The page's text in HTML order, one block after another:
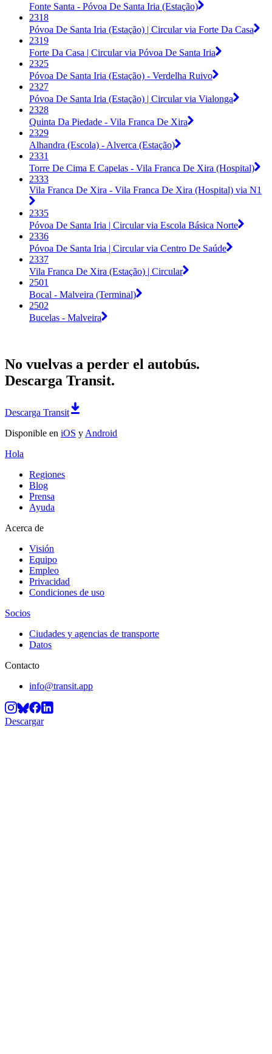
Fonte Santa - Póvoa De Santa Iria (Estação)
2318
Póvoa De Santa Iria (Estação) | Circular via Forte Da Casa
2319
Forte Da Casa | Circular via Póvoa De Santa Iria
2325
Póvoa De Santa Iria (Estação) - Verdelha Ruivo
2327
Póvoa De Santa Iria (Estação) | Circular via Vialonga
2328
Quinta Da Piedade - Vila Franca De Xira
2329
Alhandra (Escola) - Alverca (Estação)
2331
Torre De Cima E Capelas - Vila Franca De Xira (Hospital)
2333
Vila Franca De Xira - Vila Franca De Xira (Hospital) via N1
2335
Póvoa De Santa Iria | Circular via Escola Básica Norte
2336
Póvoa De Santa Iria | Circular via Centro De Saúde
2337
Vila Franca De Xira (Estação) | Circular
2501
Bocal - Malveira (Terminal)
2502
Bucelas - Malveira
No vuelvas a perder el autobús.
Descarga Transit.
Descarga Transit
Disponible en iOS y Android
Hola
Regiones
Blog
Prensa
Ayuda
Acerca de
Visión
Equipo
Empleo
Privacidad
Condiciones de uso
Socios
Ciudades y agencias de transporte
Datos
Contacto
info@transit.app
Descargar